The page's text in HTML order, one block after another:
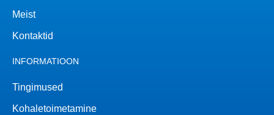
Meist
Kontaktid
INFORMATIOON
Tingimused
Kohaletoimetamine